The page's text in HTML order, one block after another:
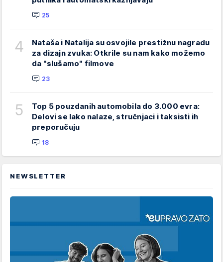
25
4
Nataša i Natalija su osvojile prestižnu nagradu
za dizajn zvuka: Otkrile su nam kako možemo
da "slušamo" filmove
23
5
Top 5 pouzdanih automobila do 3.000 evra:
Delovi se lako nalaze, stručnjaci i taksisti ih
preporučuju
18
NEWSLETTER